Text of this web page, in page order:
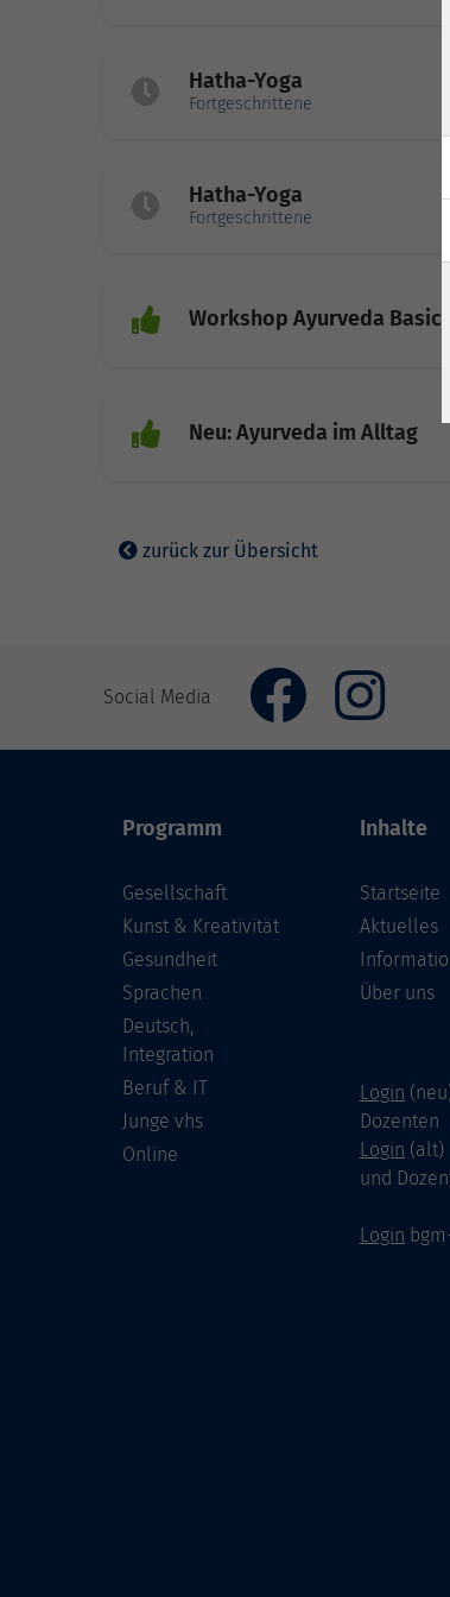
Hatha-Yoga
Fortgeschrittene
Hatha-Yoga
Fortgeschrittene
Workshop Ayurveda Basics
Neu: Ayurveda im Alltag
zurück zur Übersicht
Social Media
Programm
Gesellschaft
Kunst & Kreativität
Gesundheit
Sprachen
Deutsch,
Integration
Beruf & IT
Junge vhs
Online
Inhalte
Startseite
Aktuelles
Über uns
Login
Dozenten
Login (alt)
und
Login